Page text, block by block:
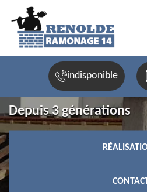
indisponible
Depuis 3 générations